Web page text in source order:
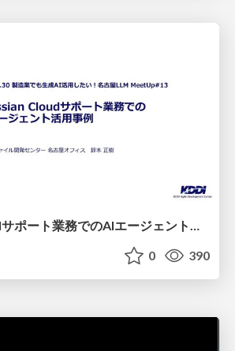
Atlassian Cloudサポート業務でのAIエージェント活用事例
0 390